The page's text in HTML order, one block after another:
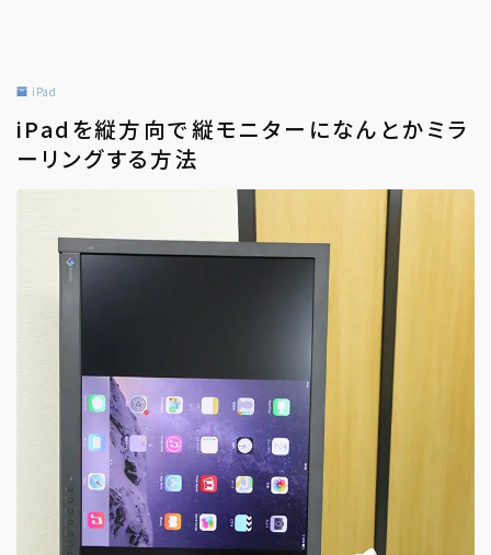
iPad
iPadを縦方向で縦モニターになんとかミラ
ーリングする方法